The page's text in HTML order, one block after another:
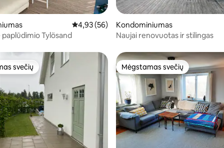
iš 5, atsiliepimų: 100Vidutinis įvertinimas: 4,93 iš 5, atsiliepimų: 56
4,93 (56)
paplūdimio Tylösand
Kondominiumas
Naujai renovuotas ir stilingas
svečių
svečių Mėgstamas svečių
Mėgstamas svečių